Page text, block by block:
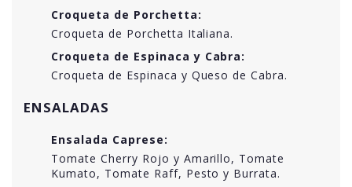
Croqueta de Porchetta:
Croqueta de Porchetta Italiana.
Croqueta de Espinaca y Cabra:
Croqueta de Espinaca y Queso de Cabra.
ENSALADAS
Ensalada Caprese:
Tomate Cherry Rojo y Amarillo, Tomate
Kumato, Tomate Raff, Pesto y Burrata.